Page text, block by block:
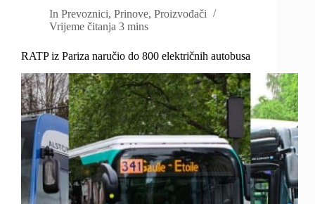
In Prevoznici,Prinove,Proizvođači
Vrijeme čitanja 3 mins
RATP iz Pariza naručio do 800 električnih autobusa